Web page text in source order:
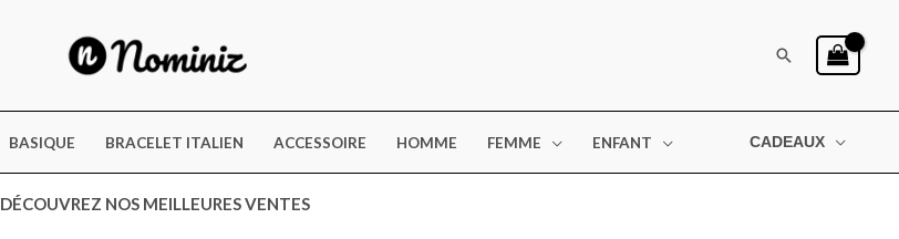
Rechercher
BASIQUE BRACELET ITALIEN ACCESSOIRE HOMME FEMME ENFANT CADEAUX
DÉCOUVREZ NOS MEILLEURES VENTES